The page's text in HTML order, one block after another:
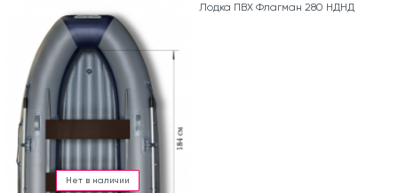
Нет в наличии
Лодка ПВХ Флагман 280 НДНД